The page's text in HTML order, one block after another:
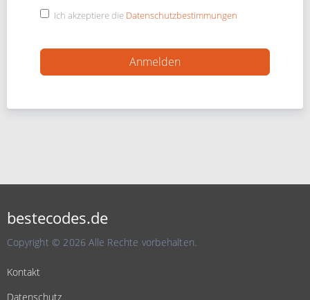
Ich akzeptiere die Datenschutzbestimmungen
bestecodes.de
Copyright © 2026 Alle Rechte vorbehalten.
Kontakt
Datenschutz